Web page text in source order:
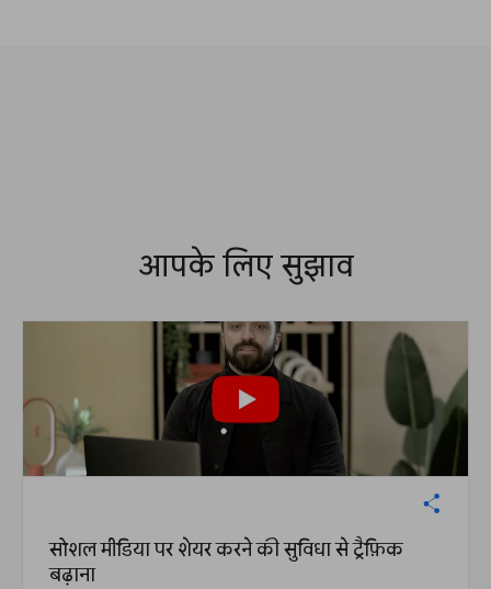
आपके लिए सुझाव
सोशल मीडिया पर शेयर करने की सुविधा से ट्रैफ़िक
बढ़ाना